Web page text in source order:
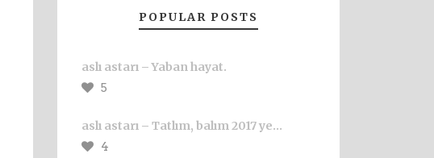
POPULAR POSTS
aslı astarı – Yaban hayat.
5
aslı astarı – Tatlım, balım 2017 ye…
4